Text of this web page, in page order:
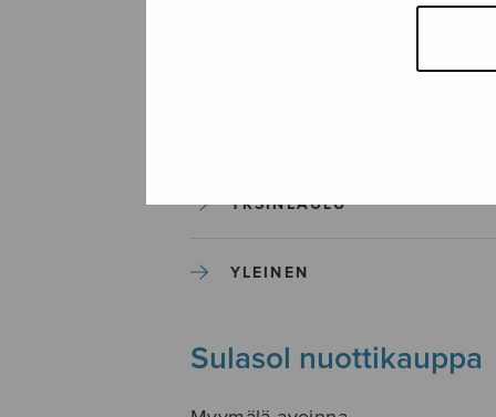
SOITINKOULUT JA OPPAAT
YKSINLAULU
YLEINEN
Sulasol nuottikauppa